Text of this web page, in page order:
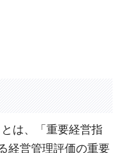
は、「重要経営指
経営管理評価の重要